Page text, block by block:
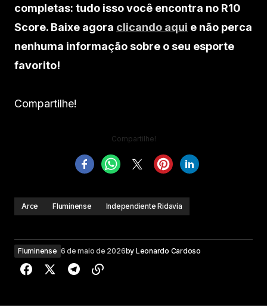
completas: tudo isso você encontra no R10
Score. Baixe agora clicando aqui e não perca
nenhuma informação sobre o seu esporte
favorito!
Compartilhe!
Compartilhe!
Arce Fluminense Independiente Ridavia
Fluminense 6 de maio de 2026by Leonardo Cardoso